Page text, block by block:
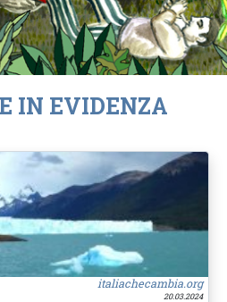
IN EVIDENZA
italiachecambia.org
20.03.2024